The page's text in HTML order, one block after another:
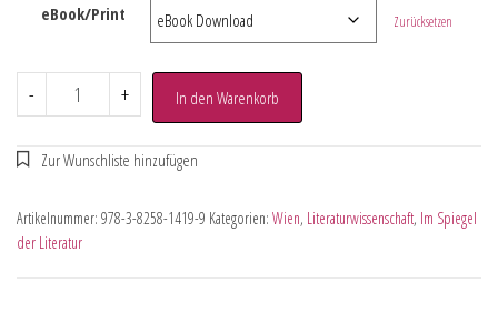
eBook/Print Zurücksetzen
- + In den Warenkorb
Artikelnummer: 978-3-8258-1419-9 Kategorien: Wien, Literaturwissenschaft, Im Spiegel
der Literatur